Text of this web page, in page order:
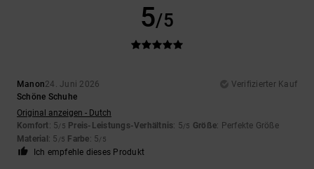
5/5
Manon24. Juni 2026
Verifizierter Kauf
Schöne Schuhe
Original anzeigen - Dutch
Komfort: 5/5 Preis-Leistungs-Verhältnis: 5/5 Größe: Perfekte Größe
Material: 5 /5 Farbe: 5/5
Ich empfehle dieses Produkt